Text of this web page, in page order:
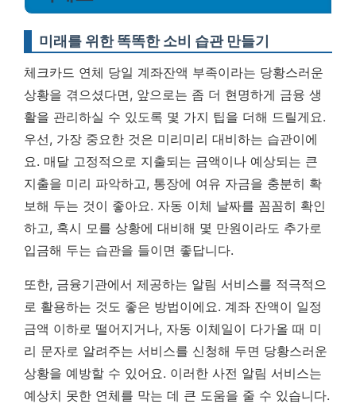
미래를 위한 똑똑한 소비 습관 만들기
체크카드 연체 당일 계좌잔액 부족이라는 당황스러운
상황을 겪으셨다면, 앞으로는 좀 더 현명하게 금융 생
활을 관리하실 수 있도록 몇 가지 팁을 더해 드릴게요.
우선, 가장 중요한 것은 미리미리 대비하는 습관이에
요. 매달 고정적으로 지출되는 금액이나 예상되는 큰
지출을 미리 파악하고, 통장에 여유 자금을 충분히 확
보해 두는 것이 좋아요. 자동 이체 날짜를 꼼꼼히 확인
하고, 혹시 모를 상황에 대비해 몇 만원이라도 추가로
입금해 두는 습관을 들이면 좋답니다.
또한, 금융기관에서 제공하는 알림 서비스를 적극적으
로 활용하는 것도 좋은 방법이에요. 계좌 잔액이 일정
금액 이하로 떨어지거나, 자동 이체일이 다가올 때 미
리 문자로 알려주는 서비스를 신청해 두면 당황스러운
상황을 예방할 수 있어요. 이러한 사전 알림 서비스는
예상치 못한 연체를 막는 데 큰 도움을 줄 수 있습니다.